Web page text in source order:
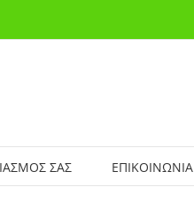
ΣΑΣ ΕΠΙΚΟΙΝΩΝΙΑ